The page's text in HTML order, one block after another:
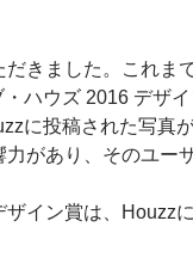
きました。これま
ハウズ 2016 デザ
に投稿された写真
があり、そのユー
イン賞は、Houzz